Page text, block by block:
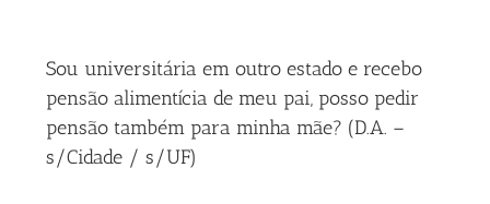
Sou universitária em outro estado e recebo
pensão alimentícia de meu pai, posso pedir
pensão também para minha mãe? (D.A. –
s/Cidade / s/UF)